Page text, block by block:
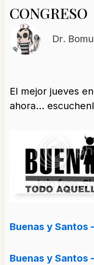
CONGRESO
Dr.
El mejor jueves
ahora…
Buenas y Santos
Buenas y Santos